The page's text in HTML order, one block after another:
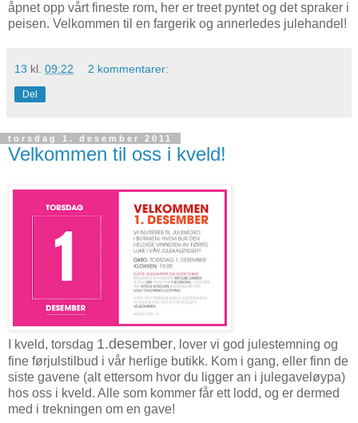
åpnet opp vårt fineste rom, her er treet pyntet og det spraker i
peisen. Velkommen til en fargerik og annerledes julehandel!
13 kl. 09:22 2 kommentarer:
Del
torsdag 1. desember 2011
Velkommen til oss i kveld!
I kveld, torsdag 1.desember, lover vi god julestemning og
fine førjulstilbud i vår herlige butikk. Kom i gang, eller finn de
siste gavene (alt ettersom hvor du ligger an i julegaveløypa)
hos oss i kveld. Alle som kommer får ett lodd, og er dermed
med i trekningen om en gave!